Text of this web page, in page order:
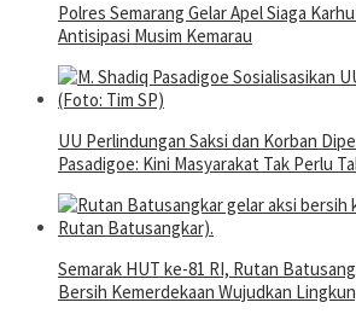
Polres Semarang Gelar Apel Siaga
Antisipasi Musim Kemarau
UU Perlindungan Saksi dan Korban
Pasadigoe: Kini Masyarakat Tak Perlu
Semarak HUT ke-81 RI, Rutan
Bersih Kemerdekaan Wujudkan